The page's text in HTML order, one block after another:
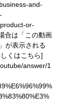
and-
or-
合は「この動画
が表示される
くはこちら]
answer/1